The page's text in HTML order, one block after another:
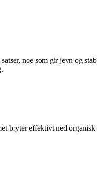
noe som gir jevn og
bryter effektivt ned organisk